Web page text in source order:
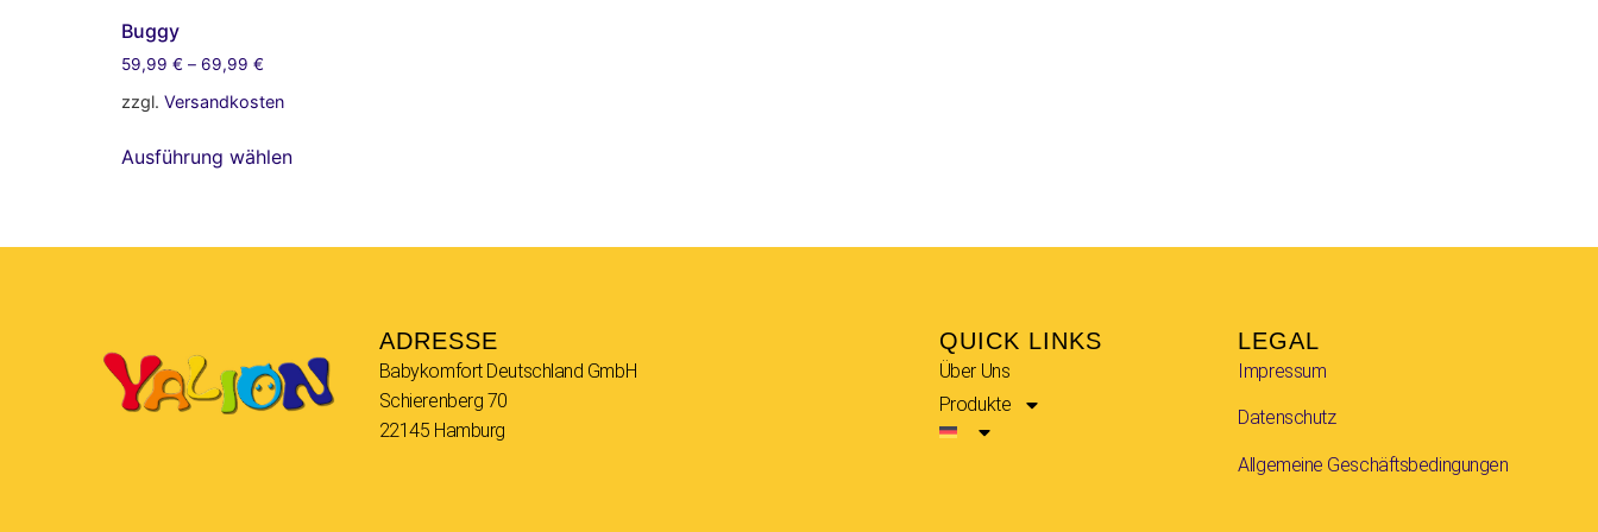
Buggy
59,99 € – 69,99 €
zzgl. Versandkosten
Ausführung wählen
ADRESSE
Babykomfort Deutschland GmbH
Schierenberg 70
22145 Hamburg
QUICK LINKS
Über Uns
Produkte
LEGAL
Impressum
Datenschutz
Allgemeine Geschäftsbedingungen